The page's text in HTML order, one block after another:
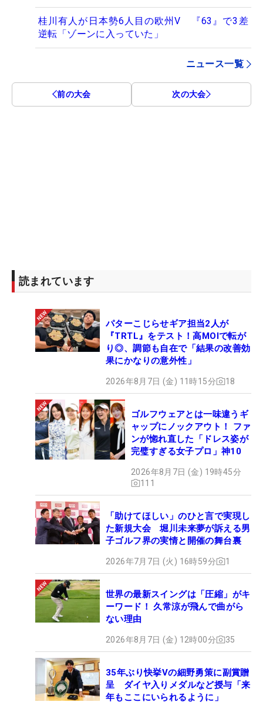
桂川有人が日本勢6人目の欧州V 『63』で3差
逆転「ゾーンに入っていた」
ニュース一覧
前の大会 次の大会
読まれています
パターこじらせギア担当2人が
『TRTL』をテスト！高MOIで転が
り◎、調節も自在で「結果の改善効
果にかなりの意外性」
2026年8月7日 (金) 11時15分 18
ゴルフウェアとは一味違うギ
ャップにノックアウト！ ファ
ンが惚れ直した「ドレス姿が
完璧すぎる女子プロ」神10
2026年8月7日 (金) 19時45分
111
「助けてほしい」のひと言で実現し
た新規大会 堀川未来夢が訴える男
子ゴルフ界の実情と開催の舞台裏
2026年7月7日 (火) 16時59分 1
世界の最新スイングは「圧縮」がキ
ーワード！ 久常涼が飛んで曲がら
ない理由
2026年8月7日 (金) 12時00分 35
35年ぶり快挙Vの細野勇策に副賞贈
呈 ダイヤ入りメダルなど授与「来
年もここにいられるように」